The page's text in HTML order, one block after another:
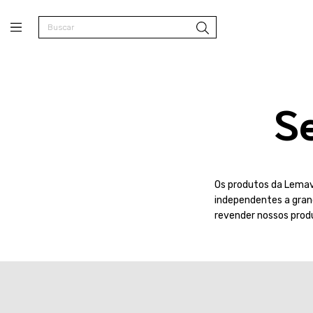
Os produtos da
independentes a
revender nossos